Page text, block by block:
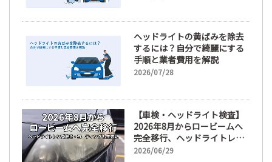
ヘッドライトの黄ばみを除去
するには？自分で綺麗にする
手順と業者費用を解説
2026/07/28
【車検・ヘッドライト検査】
2026年8月からロービームへ
完全移行、ヘッドライトレン
ズ磨き・コーティングも重要
2026/06/29